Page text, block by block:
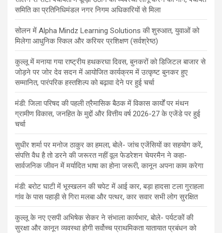
समिति का प्रतिनिधिमंडल नगर निगम अधिकारियों से मिला
सोलन में Alpha Mindz Learning Solutions की शुरुआत, युवाओं को
मिलेगा आधुनिक स्किल और करियर प्रशिक्षण (सर्वश्रेष्ठ)
कुल्लू में मनाया गया राष्ट्रीय हथकरघा दिवस, बुनकरों को डिजिटल बाजार से
जोड़ने पर जोर देव सदन में आयोजित कार्यक्रम में उत्कृष्ट बुनकर हुए
सम्मानित, पारंपरिक हस्तशिल्प को बढ़ावा देने पर हुई चर्चा
मंडी: जिला परिषद की पहली त्रैमासिक बैठक में विकास कार्यों पर मंथन
ग्रामीण विकास, जनहित के मुद्दों और वित्तीय वर्ष 2026-27 के एजेंडे पर हुई
चर्चा
सुधीर शर्मा पर मनोज ठाकुर का हमला, बोले- जांच एजेंसियों का सहयोग करें,
संपत्ति वैध है तो डरने की जरूरत नहीं वूल फेडरेशन चेयरमैन ने कहा-
सार्वजनिक जीवन में मर्यादित भाषा का होना जरूरी, कानून अपना काम करेगा
मंडी: बरोट घाटी में भूस्खलन की चपेट में आई कार, बड़ा हादसा टला गुराहला
गांव के पास पहाड़ी से गिरा मलबा और पत्थर, कार सवार सभी लोग सुरक्षित
कुल्लू के नए एसपी अभिषेक सेकर ने संभाला कार्यभार, बोले- पर्यटकों की
सुरक्षा और कानून व्यवस्था होगी सर्वोच्च प्राथमिकता यातायात प्रबंधन को